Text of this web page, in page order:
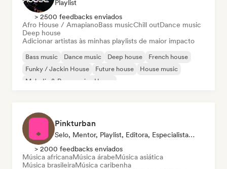
Playlist
> 2500 feedbacks enviados
Afro House / AmapianoBass musicChill outDance music
Deep house
Adicionar artistas às minhas playlists de maior impacto
Bass music Dance music Deep house
French house
Funky / Jackin House
Future house
House music
Melodic & Progressive House
Pinkturban
Selo, Mentor, Playlist, Editora, Especialista Em Sincronização
> 2000 feedbacks enviados
Música africanaMúsica árabeMúsica asiática
Música brasileiraMúsica caribenha